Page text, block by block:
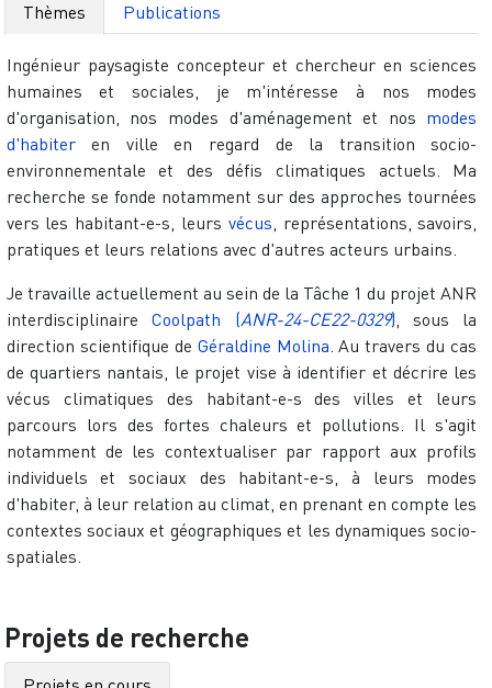
Thèmes Publications
Ingénieur paysagiste concepteur et chercheur en sciences
humaines et sociales, je m'intéresse à nos modes
d'organisation, nos modes d'aménagement et nos modes
d'habiteren ville en regard de la transition socio-
environnementale et des défis climatiques actuels. Ma
recherche se fonde notamment sur des approches tournées
vers les habitant-e-s, leurs vécus, représentations, savoirs,
pratiques et leurs relations avec d'autres acteurs urbains.
Je travaille actuellement au sein de la Tâche 1 du projet ANR
interdisciplinaireCoolpath (ANR-24-CE22-0329), sous la
direction scientifique de Géraldine Molina. Au travers du cas
de quartiers nantais, le projet vise à identifier et décrire les
vécus climatiques des habitant-e-s des villes et leurs
parcours lors des fortes chaleurs et pollutions. Il s'agit
notamment de les contextualiser par rapport aux profils
individuels et sociaux des habitant-e-s, à leurs modes
d'habiter, à leur relation au climat, en prenant en compte les
contextes sociaux et géographiques et les dynamiques socio-
spatiales.
Projets de recherche